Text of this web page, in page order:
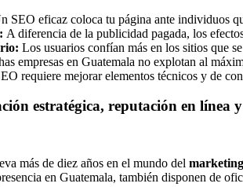
SEO eficaz coloca tu página ante individuos
A diferencia de la publicidad pagada, los
Los usuarios confían más en los sitios que
empresas en Guatemala no explotan al
requiere mejorar elementos técnicos y de
estratégica, reputación en línea
más de diez años en el mundo del
en Guatemala, también disponen de